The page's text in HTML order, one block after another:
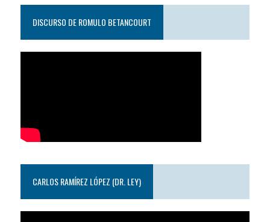
DISCURSO DE ROMULO BETANCOURT
CARLOS RAMÍREZ LÓPEZ (DR. LEY)